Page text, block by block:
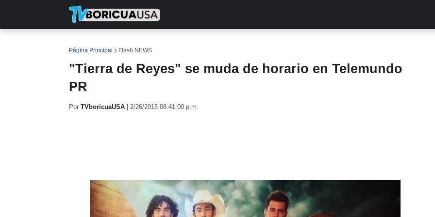
Página Principal Flash NEWS
"Tierra de Reyes" se muda de horario en Telemundo
PR
Por TVboricuaUSA 2/26/2015 08:41:00 p.m.